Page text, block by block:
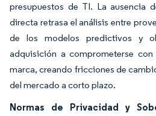
presupuestos de TI. La ausencia
directa retrasa el análisis entre
de los modelos predictivos y
adquisición a comprometerse
marca, creando fricciones de
del mercado a corto plazo.
Normas de Privacidad y